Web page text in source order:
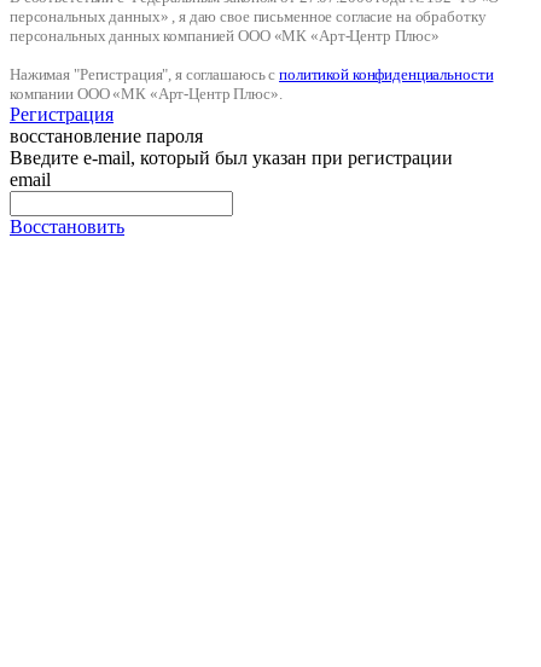
персональных данных» , я даю свое письменное согласие на обработку
персональных данных компанией ООО «МК «Арт-Центр Плюс»
Нажимая "Регистрация", я соглашаюсь сполитикой конфиденциальности
компании ООО «МК «Арт-Центр Плюс».
Регистрация
восстановление пароля
Введите e-mail, который был указан при регистрации
email
Восстановить